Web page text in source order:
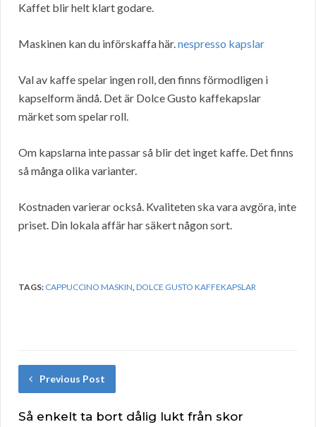
Kaffet blir helt klart godare.
Maskinen kan du införskaffa här.nespresso kapslar
Val av kaffe spelar ingen roll, den finns förmodligen i
kapselform ändå. Det är Dolce Gusto kaffekapslar
märket som spelar roll.
Om kapslarna inte passar så blir det inget kaffe. Det finns
så många olika varianter.
Kostnaden varierar också. Kvaliteten ska vara avgöra, inte
priset. Din lokala affär har säkert någon sort.
TAGS: CAPPUCCINO MASKIN,DOLCE GUSTO KAFFEKAPSLAR
Previous Post
Så enkelt ta bort dålig lukt från skor